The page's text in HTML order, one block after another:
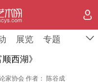
展览 专题
西湖》
家协会 作者： 陈谷成